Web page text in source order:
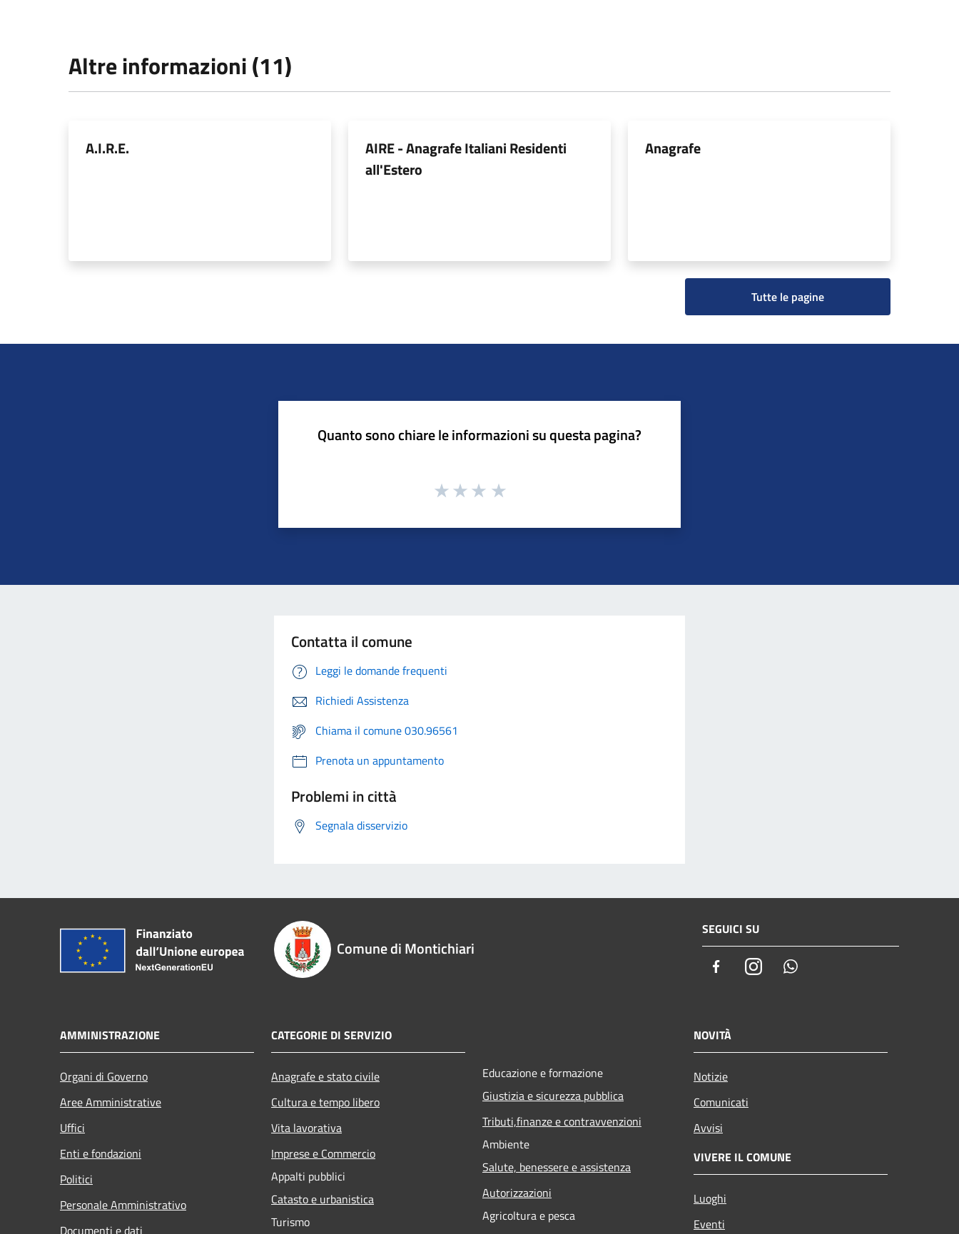
Altre informazioni (11)
A.I.R.E.
AIRE - Anagrafe Italiani Residenti
all'Estero
Anagrafe
Tutte le pagine
Quanto sono chiare le informazioni su questa pagina?
Contatta il comune
Leggi le domande frequenti
Richiedi Assistenza
Chiama il comune 030.96561
Prenota un appuntamento
Problemi in città
Segnala disservizio
Comune di Montichiari
SEGUICI SU
FacebookInstagram
AMMINISTRAZIONE
Organi di Governo
Aree Amministrative
Uffici
Enti e fondazioni
Politici
Personale Amministrativo
Documenti e dati
CATEGORIE DI SERVIZIO
Anagrafe e stato civile
Cultura e tempo libero
Vita lavorativa
Imprese e Commercio
Appalti pubblici
Catasto e urbanistica
Turismo
Educazione e formazione
Giustizia e sicurezza pubblica
Tributi,finanze e contravvenzioni
Ambiente
Salute, benessere e assistenza
Autorizzazioni
Agricoltura e pesca
NOVITÀ
Notizie
Comunicati
Avvisi
VIVERE IL COMUNE
Luoghi
Eventi